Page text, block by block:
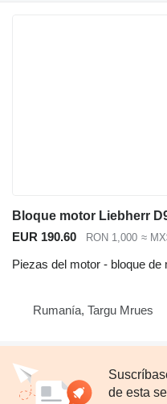
EUR 190.60 RON 1,000 ≈
Piezas del motor - bloque de
Rumanía, Targu Mrues
de esta